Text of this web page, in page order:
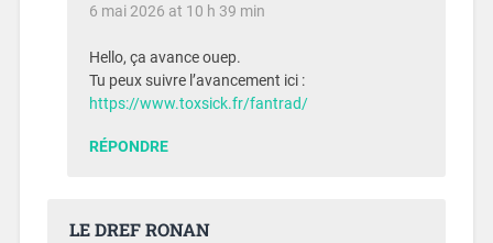
6 mai 2026 at 10 h 39 min
Hello, ça avance ouep.
Tu peux suivre l’avancement ici :
https://www.toxsick.fr/fantrad/
RÉPONDRE
LE DREF RONAN